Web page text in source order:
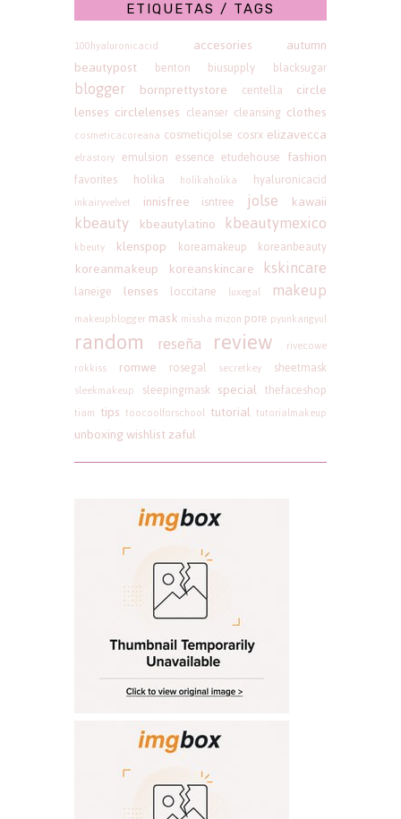
ETIQUETAS / TAGS
100hyaluronicacid accesories
autumn
beautypost
benton biusupply blacksugar
blogger bornprettystore centella
circle
lenses circlelenses cleanser cleansing clothes
cosmeticacoreana cosmeticjolse cosrx elizavecca
elrastory emulsion essence etudehouse fashion
favorites holika holikaholika hyaluronicacid
inkairyvelvet innisfree isntree jolse kawaii
kbeauty kbeautylatino kbeautymexico
kbeuty klenspop koreamakeup koreanbeauty
koreanmakeup koreanskincare kskincare
laneige lenses loccitane luxegal makeup
makeupbloggermask missha mizon pore pyunkangyul
random reseña review
rivecowe
rokkiss
romwe rosegal secretkey sheetmask
sleekmakeup sleepingmask special thefaceshop
tiam tips toocoolforschool tutorial tutorialmakeup
unboxingwishlistzaful